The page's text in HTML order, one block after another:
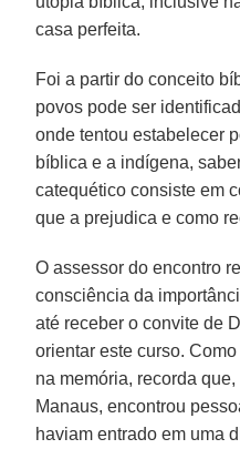
casa perfeita.
Foi a partir do conceito
povos pode ser
onde tentou estabelecer
bíblica e a indígena,
catequético consiste em
que a prejudica e como
O assessor do encontro
consciência da
até receber o convite de
orientar este curso.
na memória, recorda
Manaus, encontrou
haviam entrado em uma